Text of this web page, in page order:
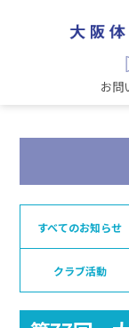
お問
すべてのお知らせ
クラブ活動